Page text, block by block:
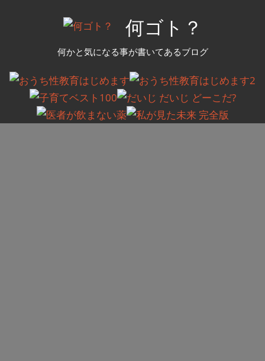
ツ
何ゴト？
何かと気になる事が書いてあるブログ